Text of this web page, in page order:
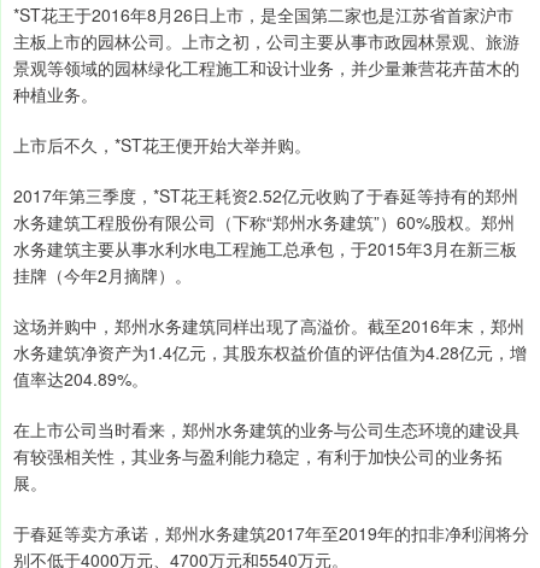
*ST花王于2016年8月26日上市，是全国第二家也是江苏省首家沪市
主板上市的园林公司。上市之初，公司主要从事市政园林景观、旅游
景观等领域的园林绿化工程施工和设计业务，并少量兼营花卉苗木的
种植业务。
上市后不久，*ST花王便开始大举并购。
2017年第三季度，*ST花王耗资2.52亿元收购了于春延等持有的郑州
水务建筑工程股份有限公司（下称“郑州水务建筑”）60%股权。郑州
水务建筑主要从事水利水电工程施工总承包，于2015年3月在新三板
挂牌（今年2月摘牌）。
这场并购中，郑州水务建筑同样出现了高溢价。截至2016年末，郑州
水务建筑净资产为1.4亿元，其股东权益价值的评估值为4.28亿元，增
值率达204.89%。
在上市公司当时看来，郑州水务建筑的业务与公司生态环境的建设具
有较强相关性，其业务与盈利能力稳定，有利于加快公司的业务拓
展。
于春延等卖方承诺，郑州水务建筑2017年至2019年的扣非净利润将分
别不低于4000万元、4700万元和5540万元。